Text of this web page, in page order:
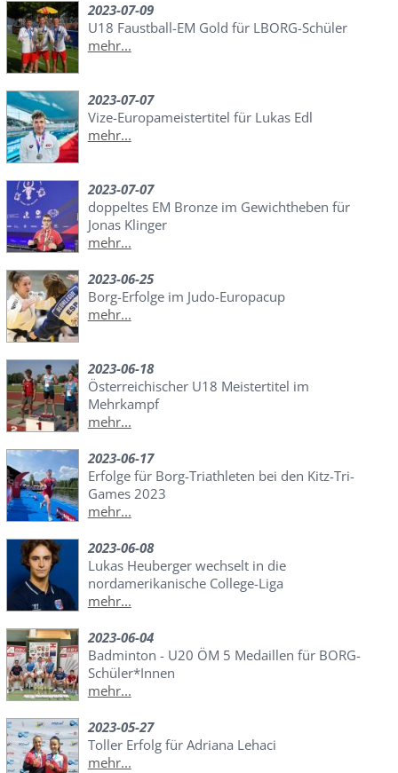
2023-07-09
U18 Faustball-EM Gold für LBORG-Schüler
mehr...
2023-07-07
Vize-Europameistertitel für Lukas Edl
mehr...
2023-07-07
doppeltes EM Bronze im Gewichtheben für
Jonas Klinger
mehr...
2023-06-25
Borg-Erfolge im Judo-Europacup
mehr...
2023-06-18
Österreichischer U18 Meistertitel im
Mehrkampf
mehr...
2023-06-17
Erfolge für Borg-Triathleten bei den Kitz-Tri-
Games 2023
mehr...
2023-06-08
Lukas Heuberger wechselt in die
nordamerikanische College-Liga
mehr...
2023-06-04
Badminton - U20 ÖM 5 Medaillen für BORG-
Schüler*Innen
mehr...
2023-05-27
Toller Erfolg für Adriana Lehaci
mehr...